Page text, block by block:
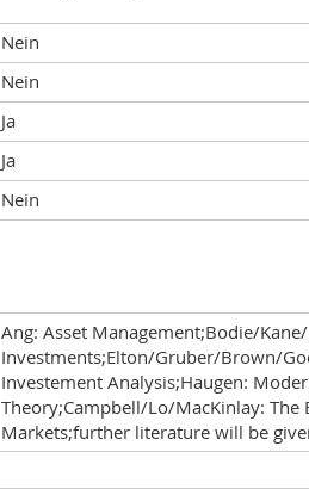
Nein
Nein
Ja
Ja
Nein
Ang: Asset Management;Bodie/
Investments;Elton/Gruber/Brown/
Investement Analysis;Haugen:
Theory;Campbell/Lo/MacKinlay: The
Markets;further literature will be